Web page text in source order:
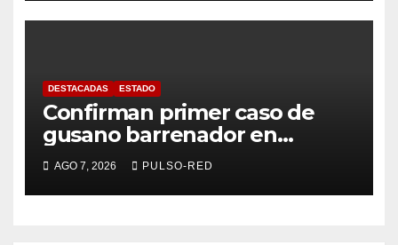
DESTACADAS ESTADO
Confirman primer caso de
gusano barrenador en
humano en Tlaxcala
AGO 7, 2026 PULSO-RED